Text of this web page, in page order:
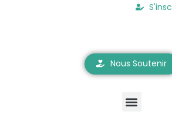
Nous Soutenir